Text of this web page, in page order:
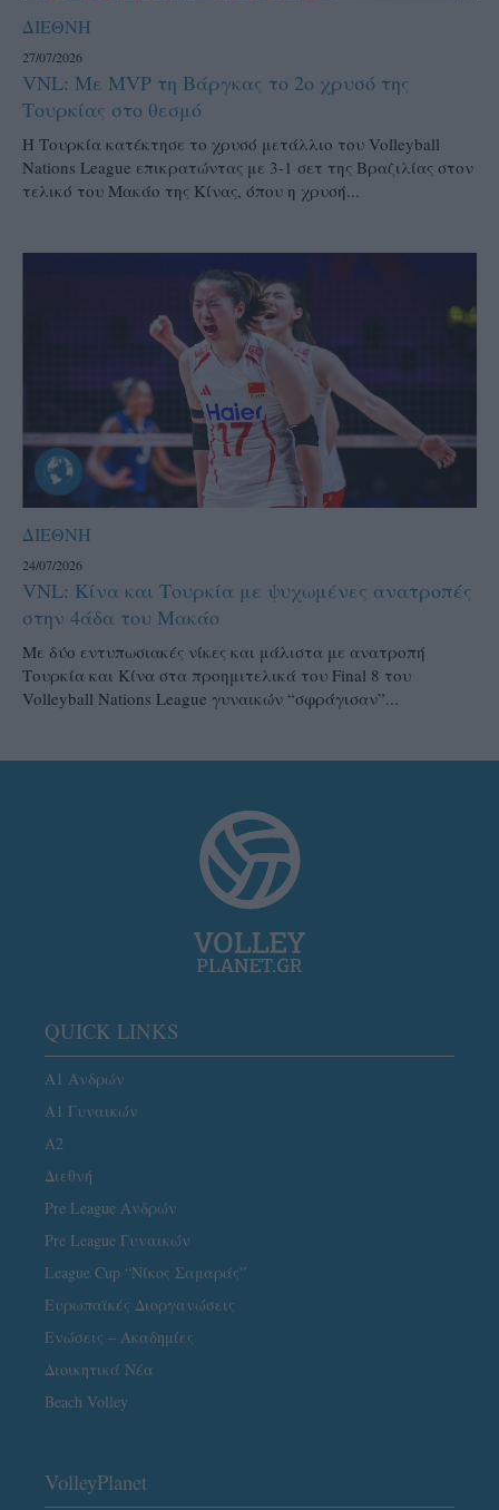
ΔΙΕΘΝΗ
27/07/2026
VNL: Με MVP τη Βάργκας το 2ο χρυσό της
Τουρκίας στο θεσμό
H Τουρκία κατέκτησε το χρυσό μετάλλιο του Volleyball
Nations League επικρατώντας με 3-1 σετ της Βραζιλίας στον
τελικό του Μακάο της Κίνας, όπου η χρυσή...
ΔΙΕΘΝΗ
24/07/2026
VNL: Κίνα και Τουρκία με ψυχωμένες ανατροπές
στην 4άδα του Μακάο
Με δύο εντυπωσιακές νίκες και μάλιστα με ανατροπή
Τουρκία και Κίνα στα προημιτελικά του Final 8 του
Volleyball Nations League γυναικών “σφράγισαν”...
QUICK LINKS
Α1 Ανδρών
Α1 Γυναικών
A2
Διεθνή
Pre League Ανδρών
Pre League Γυναικών
League Cup “Νίκος Σαμαράς”
Ευρωπαϊκές Διοργανώσεις
Ενώσεις – Ακαδημίες
Διοικητικά Νέα
Beach Volley
VolleyPlanet